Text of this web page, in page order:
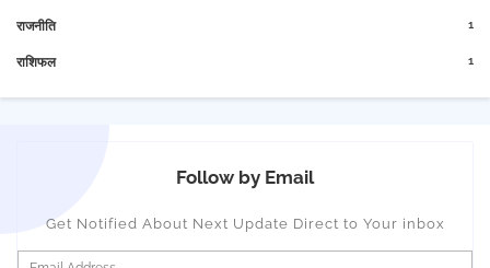
राजनीति 1
राशिफल 1
Follow by Email
Get Notified About Next Update Direct to Your inbox